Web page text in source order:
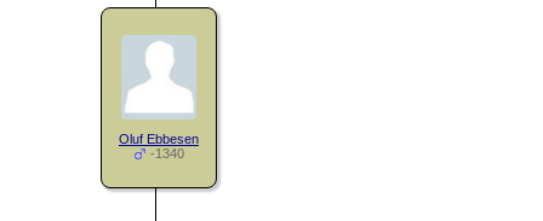
Oluf Ebbesen
-1340